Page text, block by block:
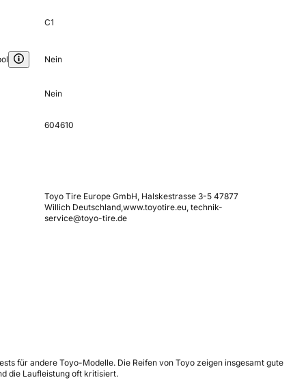
C1
Nein
Nein
604610
Toyo Tire Europe GmbH, Halskestrasse 3-5 47877
Willich Deutschland,www.toyotire.eu, technik-
service@toyo-tire.de
für andere Toyo-Modelle. Die Reifen von Toyo zeigen insgesamt gute
die Laufleistung oft kritisiert.